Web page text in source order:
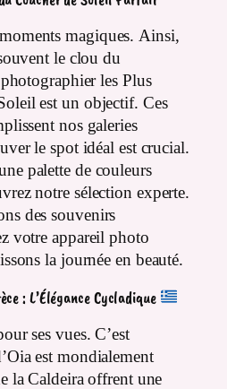
magiques. Ainsi,
le clou du
les Plus
est un objectif. Ces
nos galeries
le spot idéal est crucial.
palette de couleurs
notre sélection experte.
des souvenirs
votre appareil photo
la journée en beauté.
: L’Élégance Cycladique
ses vues. C’est
est mondialement
la Caldeira offrent une